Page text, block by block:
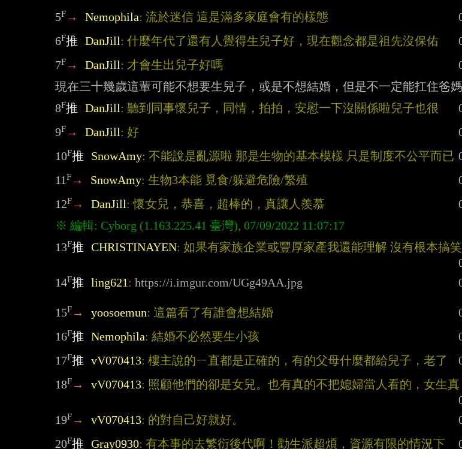
5F → Nemophila: 流於迷信 這是滿多家庭會有的樣態
6F推 DanJill: 什麼年代了還有人覺得生兒子好，現在觀念都是祖先沒保佑
7F → DanJill: 才會生出兒子好嗎
8F推 DanJill: 聽到同事懷兒子，同情，拍拍，安慰一下沒關係啦兒子也很
9F → DanJill: 好
10F推 SnowAmy: 不能說是亂源啦 那是生物的基本模樣 只是制度不公平而已
11F → SnowAmy: 生物3本能 覓食/躲避危險/繁殖
12F → DanJill: 懷女兒，恭喜，超棒的，真讓人羨慕
13F推 CHRISTINAYEN: 如果有家族企業或豐厚家產我還能理解 沒有根本搞笑
14F推 ling621: https://i.imgur.com/UGg49AA.jpg
15F → yoosoemun: 這篇看了有誰會想結婚
16F推 Nemophila: 結婚不必然要生小孩
17F推 vV070413: 樓主說的ㄧ直都是正確的，有的父母什麼都給兒子，老了
18F → vV070413: 照顧他們的卻是女兒。也有真的不把媳婦當人看的，女生真
19F → vV070413: 的對自己好就好。
20F推 Gray0930: 有本事的去繁衍後代啊！勸生派超煩，資源有限的情況下